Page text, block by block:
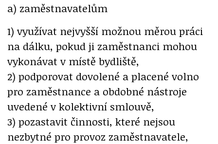
a) zaměstnavatelům
1) využívat nejvyšší možnou měrou práci
na dálku, pokud ji zaměstnanci mohou
vykonávat v místě bydliště,
2) podporovat dovolené a placené volno
pro zaměstnance a obdobné nástroje
uvedené v kolektivní smlouvě,
3) pozastavit činnosti, které nejsou
nezbytné pro provoz zaměstnavatele,